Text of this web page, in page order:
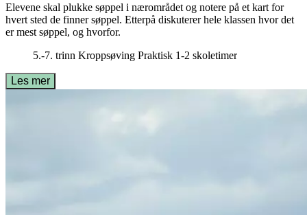
Elevene skal plukke søppel i nærområdet og notere på et kart for
hvert sted de finner søppel. Etterpå diskuterer hele klassen hvor det
er mest søppel, og hvorfor.
5.-7. trinn Kroppsøving Praktisk 1-2 skoletimer
Les mer